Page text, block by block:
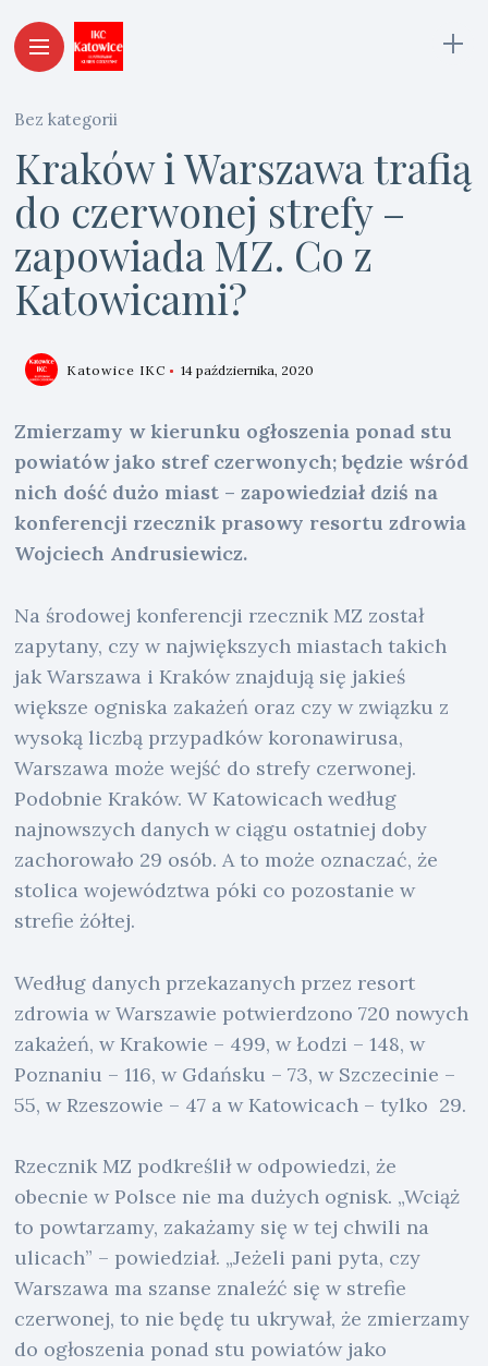
Bez kategorii
Kraków i Warszawa trafią
do czerwonej strefy –
zapowiada MZ. Co z
Katowicami?
Katowice IKC 14 października, 2020
Zmierzamy w kierunku ogłoszenia ponad stu
powiatów jako stref czerwonych; będzie wśród
nich dość dużo miast – zapowiedział dziś na
konferencji rzecznik prasowy resortu zdrowia
Wojciech Andrusiewicz.
Na środowej konferencji rzecznik MZ został
zapytany, czy w największych miastach takich
jak Warszawa i Kraków znajdują się jakieś
większe ogniska zakażeń oraz czy w związku z
wysoką liczbą przypadków koronawirusa,
Warszawa może wejść do strefy czerwonej.
Podobnie Kraków. W Katowicach według
najnowszych danych w ciągu ostatniej doby
zachorowało 29 osób. A to może oznaczać, że
stolica województwa póki co pozostanie w
strefie żółtej.
Według danych przekazanych przez resort
zdrowia w Warszawie potwierdzono 720 nowych
zakażeń, w Krakowie – 499, w Łodzi – 148, w
Poznaniu – 116, w Gdańsku – 73, w Szczecinie –
55, w Rzeszowie – 47 a w Katowicach – tylko 29.
Rzecznik MZ podkreślił w odpowiedzi, że
obecnie w Polsce nie ma dużych ognisk. „Wciąż
to powtarzamy, zakażamy się w tej chwili na
ulicach” – powiedział. „Jeżeli pani pyta, czy
Warszawa ma szanse znaleźć się w strefie
czerwonej, to nie będę tu ukrywał, że zmierzamy
do ogłoszenia ponad stu powiatów jako